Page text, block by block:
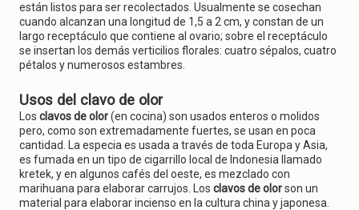
están listos para ser recolectados. Usualmente se cosechan
cuando alcanzan una longitud de 1,5 a 2 cm, y constan de un
largo receptáculo que contiene al ovario; sobre el receptáculo
se insertan los demás verticilios florales: cuatro sépalos, cuatro
pétalos y numerosos estambres.
Usos del clavo de olor
Los clavos de olor(en cocina) son usados enteros o molidos
pero, como son extremadamente fuertes, se usan en poca
cantidad. La especia es usada a través de toda Europa y Asia,
es fumada en un tipo de cigarrillo local de Indonesia llamado
kretek, y en algunos cafés del oeste, es mezclado con
marihuana para elaborar carrujos. Los clavos de olorson un
material para elaborar incienso en la cultura china y japonesa.